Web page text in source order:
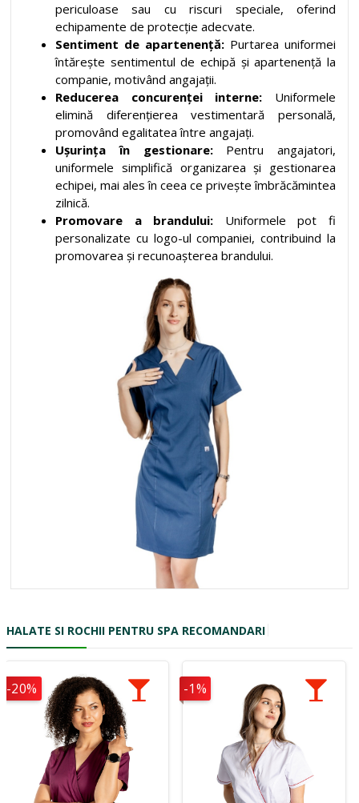
periculoase sau cu riscuri speciale, oferind
echipamente de protecție adecvate.
Sentiment de apartenență: Purtarea uniformei
întărește sentimentul de echipă și apartenență la
companie, motivând angajații.
Reducerea concurenței interne: Uniformele
elimină diferențierea vestimentară personală,
promovând egalitatea între angajați.
Ușurința în gestionare:Pentru angajatori,
uniformele simplifică organizarea și gestionarea
echipei, mai ales în ceea ce privește îmbrăcămintea
zilnică.
Promovare a brandului: Uniformele pot fi
personalizate cu logo-ul companiei, contribuind la
promovarea și recunoașterea brandului.
HALATE SI ROCHII PENTRU SPA RECOMANDARI
-20% -1%